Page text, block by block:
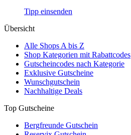
Tipp einsenden
Übersicht
Alle Shops A bis Z
Shop Kategorien mit Rabattcodes
Gutscheincodes nach Kategorie
Exklusive Gutscheine
Wunschgutschein
Nachhaltige Deals
Top Gutscheine
Bergfreunde Gutschein